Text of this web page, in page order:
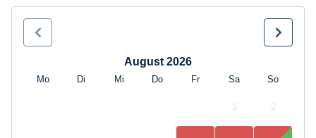
August 2026
Mo Di Mi Do Fr Sa So
2